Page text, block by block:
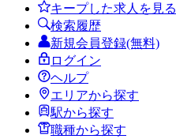
キープした求人を見る
検索履歴
新規会員登録(無料)
ログイン
ヘルプ
エリアから探す
駅から探す
職種から探す